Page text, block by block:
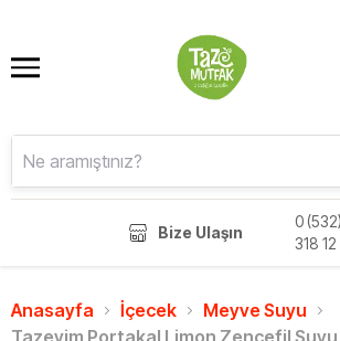
Bize Ulaşın
0 (532)
318
Anasayfa İçecek
Meyve Suyu
Tazeyim Portakal Limon Zencefil